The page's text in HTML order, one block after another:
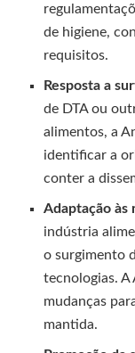
de higiene,
requisitos.
Resposta a
de DTA ou
alimentos, a
identificar a
conter a
Adaptação às
indústria
o surgimento
tecnologias. A
mudanças
mantida.